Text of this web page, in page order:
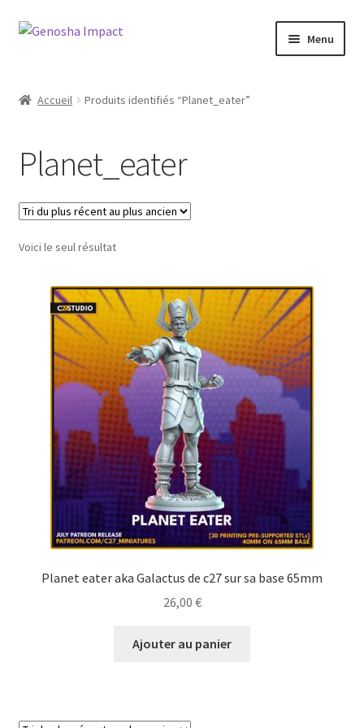
Aller
navigation
Aller
Menu
Checkout
My account
Shop
Wishlist
Accueil Produits identifiés “Planet_eater”
Planet_eater
Voici le seul résultat
Planet eater aka Galactus de c27 sur sa base 65mm
26,00 €
Ajouter au panier